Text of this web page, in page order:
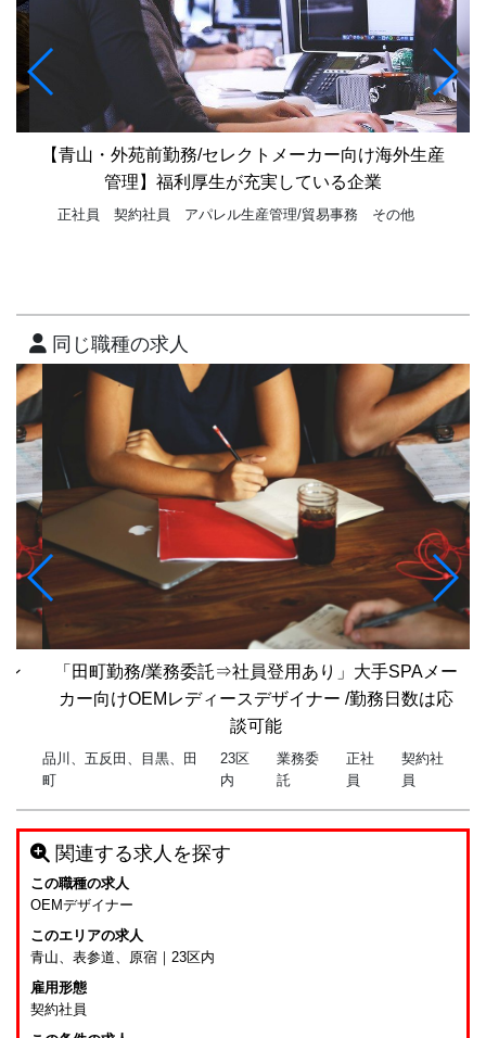
【青山・外苑前勤務/セレクトメーカー向け海外生産
管理】福利厚生が充実している企業
正社員 契約社員 アパレル生産管理/貿易事務 その他
同じ職種の求人
「田町勤務/業務委託⇒社員登用あり」大手SPAメー
カー向けOEMレディースデザイナー /勤務日数は応
談可能
品川、五反田、目黒、田
町
23区
内
業務委
託
正社
員
契約社
員
関連する求人を探す
この職種の求人
OEMデザイナー
このエリアの求人
青山、表参道、原宿 ｜23区内
雇用形態
契約社員